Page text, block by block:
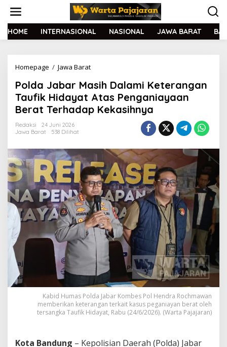
t
HOME INTERNASIONAL NASIONAL JAWA BARAT
Homepage / Jawa Barat
l
d
a
J
r
a
s
i
h
D
a
l
a
m
K
t
e
r
a
n
n
Polda Jabar Masih Dalami Keterangan
Taufik Hidayat Atas Penganiayaan
Berat Terhadap Kekasihnya
Redaksi
24 Juni 2026
Jawa Barat
538 Dilihat
Kabid Humas Polda Jabar Kombes Pol Hendra Rochmawan
memberikan keterangan terkait kasus peganiayan berat oleh
tersangka Taufik Hidayat, Rabu (24/6/2026). (Warta Pajajaran)
Kota Bandung – Kepolisian Daerah (Polda) Jabar